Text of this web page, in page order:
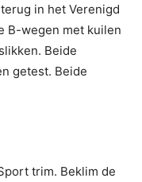
in het Verenigd
B-wegen met kuilen
Beide
getest. Beide
trim. Beklim de